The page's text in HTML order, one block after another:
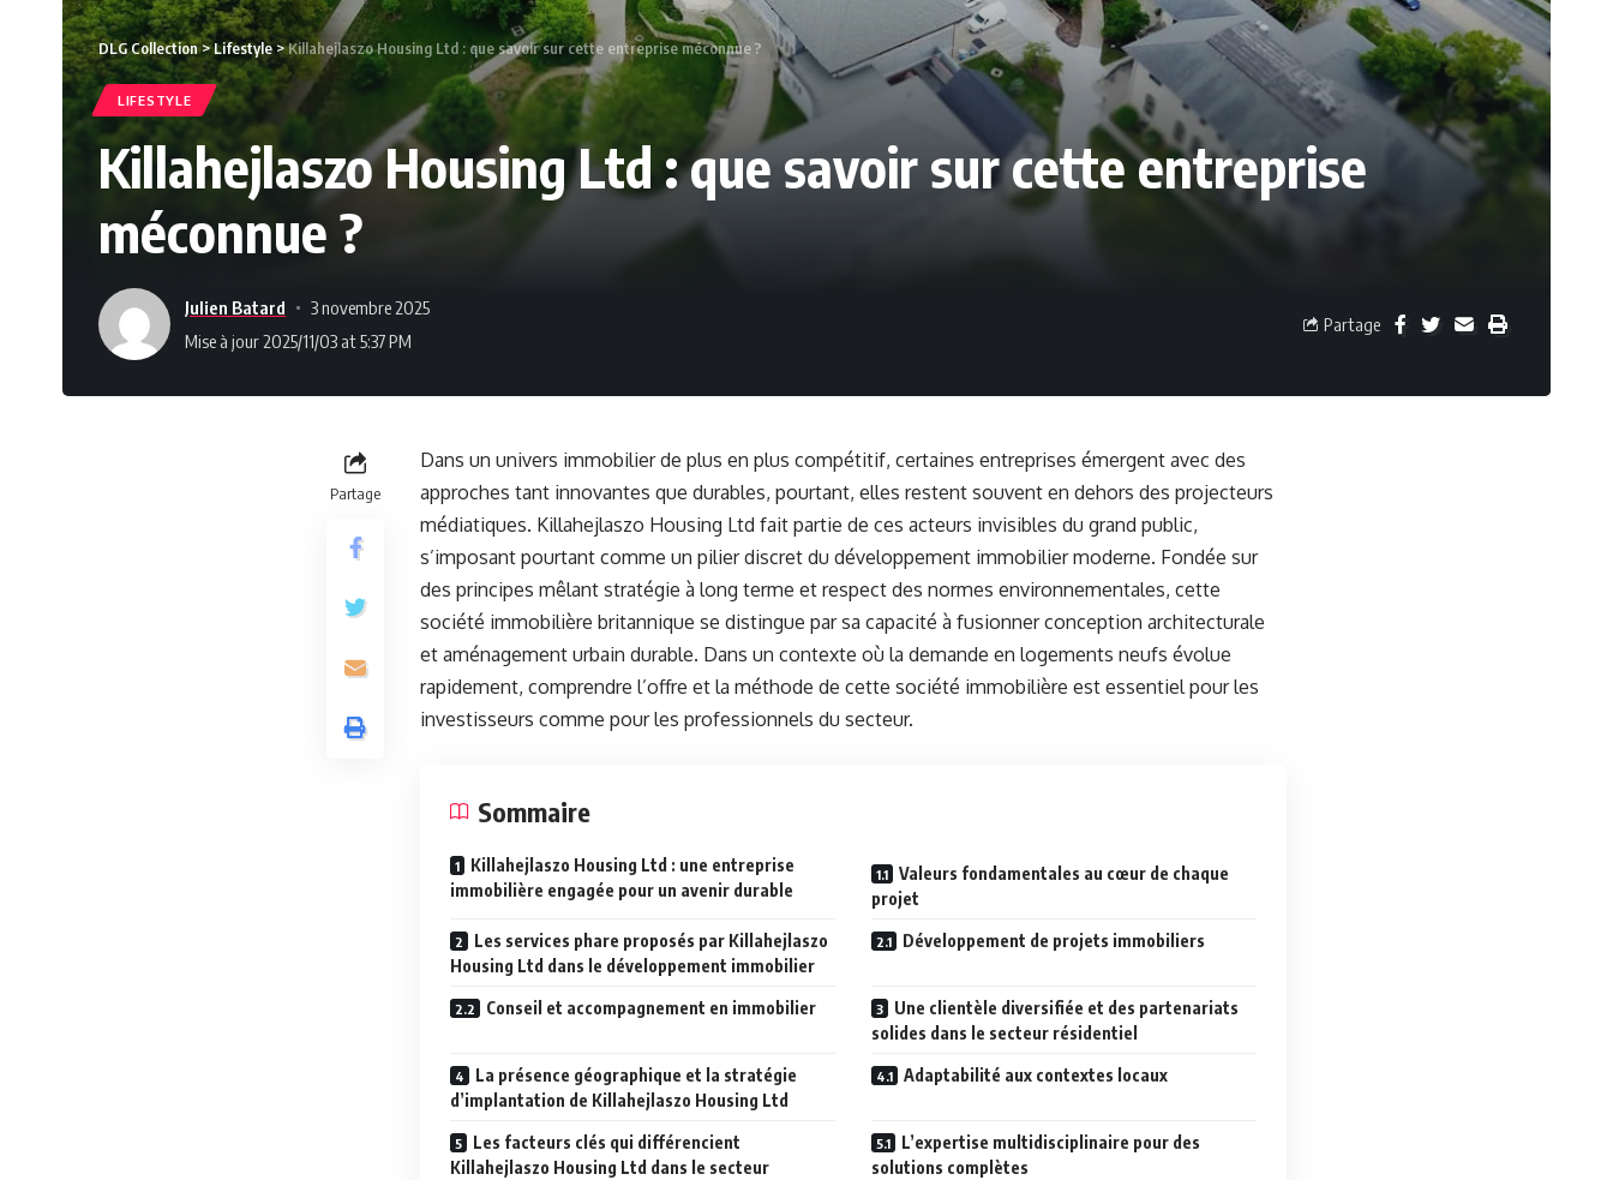
DLG Collection>Lifestyle>Killahejlaszo Housing Ltd : que savoir sur cette entreprise méconnue ?
LIFESTYLE
Killahejlaszo Housing Ltd : que savoir sur cette entreprise
méconnue ?
Julien Batard
3 novembre 2025
Mise à jour 2025/11/03 at 5:37 PM
Partage
Partage
Dans un univers immobilier de plus en plus compétitif, certaines entreprises émergent avec des
approches tant innovantes que durables, pourtant, elles restent souvent en dehors des projecteurs
médiatiques. Killahejlaszo Housing Ltd fait partie de ces acteurs invisibles du grand public,
s’imposant pourtant comme un pilier discret du développement immobilier moderne. Fondée sur
des principes mêlant stratégie à long terme et respect des normes environnementales, cette
société immobilière britannique se distingue par sa capacité à fusionner conception architecturale
et aménagement urbain durable. Dans un contexte où la demande en logements neufs évolue
rapidement, comprendre l’offre et la méthode de cette société immobilière est essentiel pour les
investisseurs comme pour les professionnels du secteur.
Sommaire
Killahejlaszo Housing Ltd : une entreprise
immobilière engagée pour un avenir durable
Valeurs fondamentales au cœur de chaque
projet
Les services phare proposés par Killahejlaszo
Housing Ltd dans le développement immobilier
Développement de projets immobiliers
Conseil et accompagnement en immobilier
Une clientèle diversifiée et des partenariats
solides dans le secteur résidentiel
La présence géographique et la stratégie
d’implantation de Killahejlaszo Housing Ltd
Adaptabilité aux contextes locaux
Les facteurs clés qui différencient
Killahejlaszo Housing Ltd dans le secteur
L’expertise multidisciplinaire pour des
solutions complètes